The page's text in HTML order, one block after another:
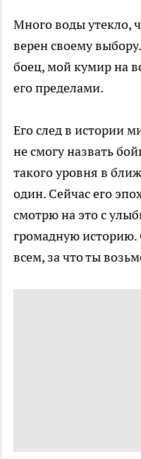
Много воды утекло,
верен своему
боец, мой кумир на
его пределами.
Его след в истории
не смогу назвать
такого уровня в
один. Сейчас его
смотрю на это с
громадную историю.
всем, за что ты